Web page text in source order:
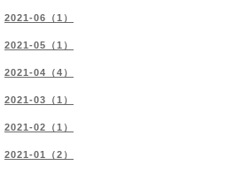
2021-06（1）
2021-05（1）
2021-04（4）
2021-03（1）
2021-02（1）
2021-01（2）